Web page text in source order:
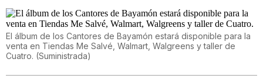
El álbum de los Cantores de Bayamón estará disponible para la
venta en Tiendas Me Salvé, Walmart, Walgreens y taller de
Cuatro. (Suministrada)